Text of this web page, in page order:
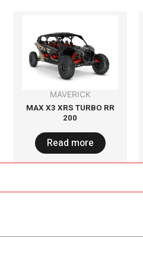
MAVERICK
MAX X3 XRS TURBO RR
200
Read more